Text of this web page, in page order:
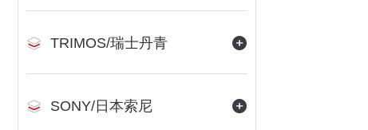
TRIMOS/瑞士丹青
SONY/日本索尼